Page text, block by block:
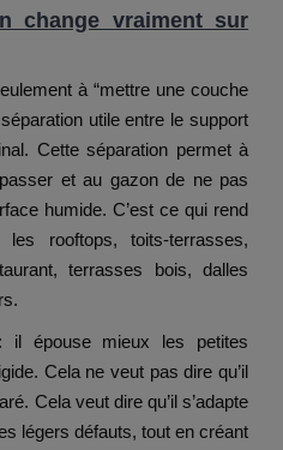
change vraiment sur
à “mettre une couche
utile entre le support
Cette séparation permet à
et au gazon de ne pas
humide. C’est ce qui rend
rooftops, toits-terrasses,
terrasses bois, dalles
il épouse mieux les petites
Cela ne veut pas dire qu’il
Cela veut dire qu’il s’adapte
légers défauts, tout en créant